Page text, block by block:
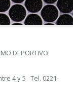
DEPORTIVO
4 y 5 Tel. 0221-